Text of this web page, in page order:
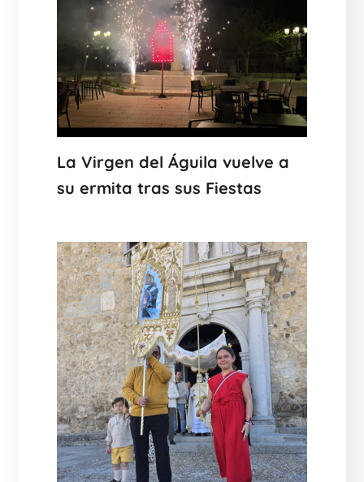
La Virgen del Águila vuelve a
su ermita tras sus Fiestas